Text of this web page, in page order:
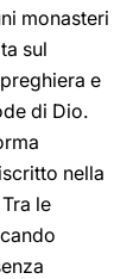
monasteri
sul
e
di Dio.
nella
le